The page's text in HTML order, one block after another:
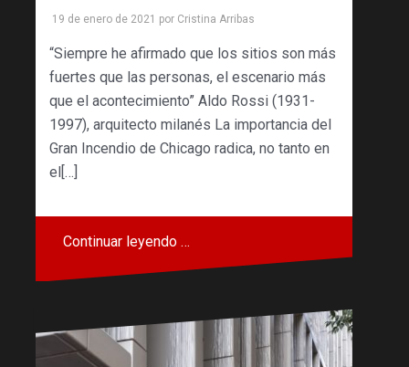
19 de enero de 2021 por Cristina Arribas
“Siempre he afirmado que los sitios son más
fuertes que las personas, el escenario más
que el acontecimiento” Aldo Rossi (1931-
1997), arquitecto milanés La importancia del
Gran Incendio de Chicago radica, no tanto en
el[…]
Continuar leyendo …